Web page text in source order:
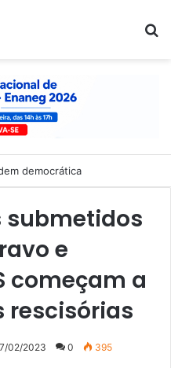
democrática
submetidos
e
começam a
rescisórias
02/2023 0 395